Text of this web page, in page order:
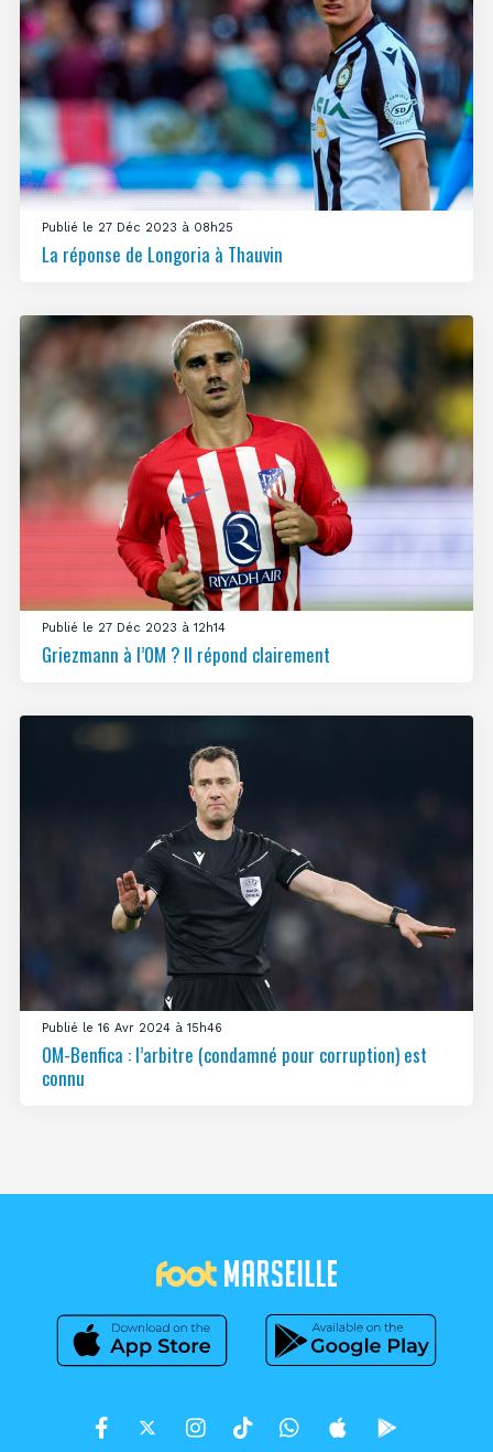
Publié le 27 Déc 2023 à 08h25
La réponse de Longoria à Thauvin
Publié le 27 Déc 2023 à 12h14
Griezmann à l’OM ? Il répond clairement
Publié le 16 Avr 2024 à 15h46
OM-Benfica : l’arbitre (condamné pour corruption) est
connu